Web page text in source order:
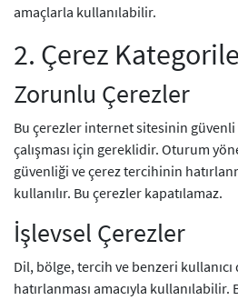
amaçlarla kullanılabilir.
2. Çerez
Zorunlu Çerezler
Bu çerezler internet sitesinin
çalışması için gereklidir. Oturum
güvenliği ve çerez tercihinin
kullanılır. Bu çerezler kapatılamaz.
İşlevsel Çerezler
Dil, bölge, tercih ve benzeri kullanıcı
hatırlanması amacıyla kullanılabilir.